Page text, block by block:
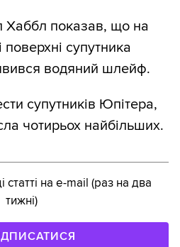
Хаббл показав, що на
поверхні супутника
водяний шлейф.
супутників Юпітера,
чотирьох найбільших.
на e-mail (раз на два
тижні)